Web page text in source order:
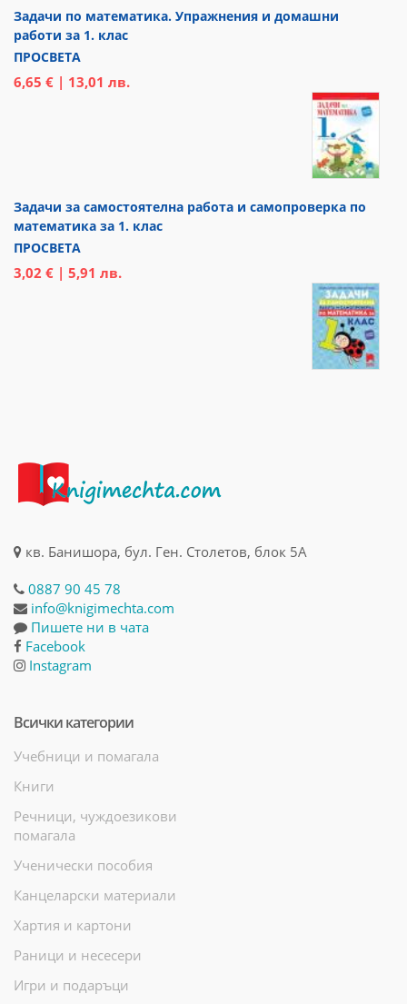
Задачи по математика. Упражнения и домашни
работи за 1. клас
ПРОСВЕТА
6,65 € | 13,01 лв.
Задачи за самостоятелна работа и самопроверка по
математика за 1. клас
ПРОСВЕТА
3,02 € | 5,91 лв.
кв. Банишора, бул. Ген. Столетов, блок 5А
0887 90 45 78
info@knigimechta.com
Пишете ни в чата
Facebook
Instagram
Всички категории
Учебници и помагала
Книги
Речници, чуждоезикови
помагала
Ученически пособия
Канцеларски материали
Хартия и картони
Раници и несесери
Игри и подаръци